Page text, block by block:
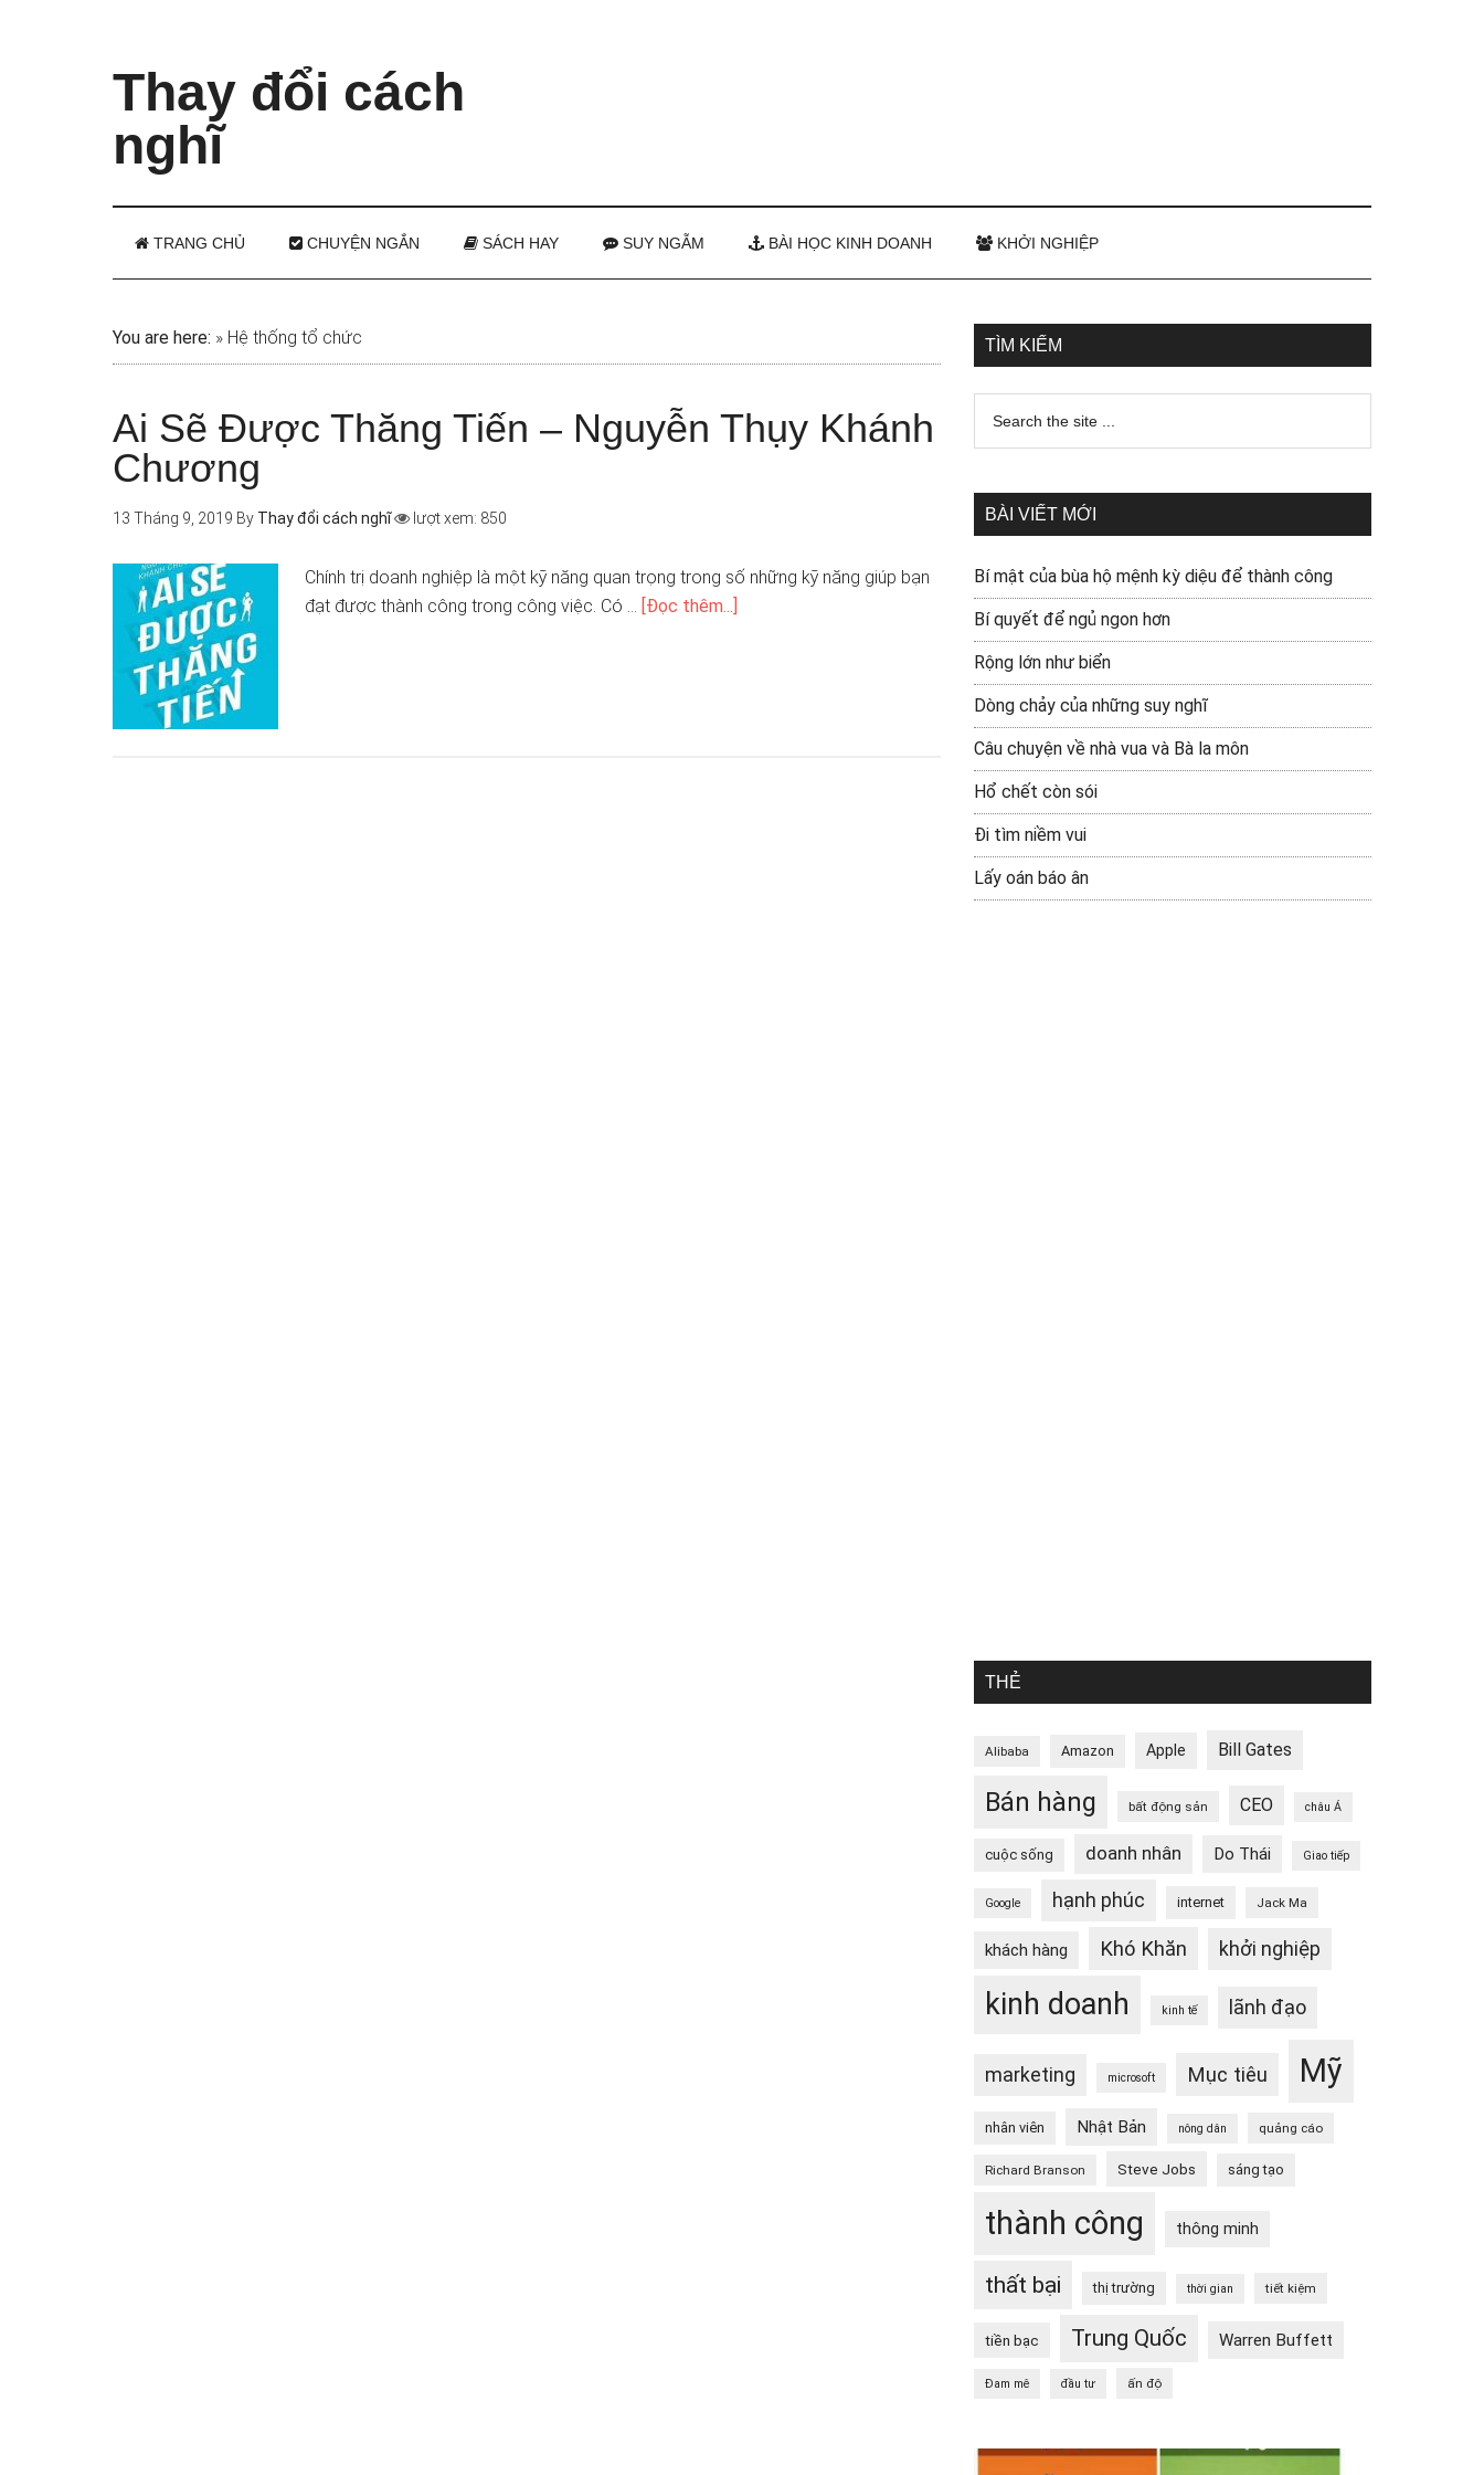
Thay đổi cách
nghĩ
TRANG CHỦ CHUYỆN NGẮN SÁCH HAY SUY NGẪM BÀI HỌC KINH DOANH KHỞI NGHIỆP
You are here: » Hệ thống tổ chức
Ai Sẽ Được Thăng Tiến – Nguyễn Thụy Khánh
Chương
13 Tháng 9, 2019 By Thay đổi cách nghĩ lượt xem: 850
Chính trị doanh nghiệp là một kỹ năng quan trọng trong số những kỹ năng giúp bạn
đạt được thành công trong công việc. Có … [Đọc thêm...]
TÌM KIẾM
BÀI VIẾT MỚI
Bí mật của bùa hộ mệnh kỳ diệu để thành công
Bí quyết để ngủ ngon hơn
Rộng lớn như biển
Dòng chảy của những suy nghĩ
Câu chuyện về nhà vua và Bà la môn
Hổ chết còn sói
Đi tìm niềm vui
Lấy oán báo ân
THẺ
Alibaba Amazon Apple Bill Gates
Bán hàng bất động sản CEO châu Á
cuộc sống doanh nhân Do Thái Giao tiếp
Google hạnh phúc internet Jack Ma
khách hàng Khó Khăn khởi nghiệp
kinh doanh kinh tế lãnh đạo
marketing microsoft Mục tiêu Mỹ
nhân viên Nhật Bản nông dân quảng cáo
Richard Branson Steve Jobs sáng tạo
thành công thông minh
thất bại thị trường thời gian tiết kiệm
tiền bạc Trung Quốc Warren Buffett
Đam mê đầu tư ấn độ